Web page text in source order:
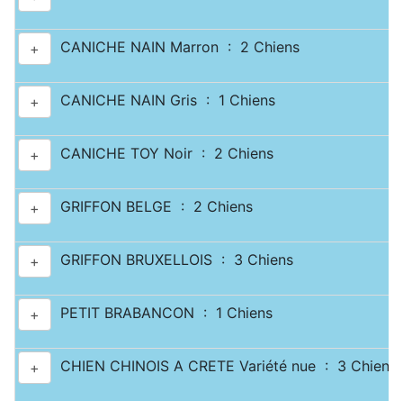
+ CANICHE NAIN Marron : 2 Chiens
+ CANICHE NAIN Gris : 1 Chiens
+ CANICHE TOY Noir : 2 Chiens
+ GRIFFON BELGE : 2 Chiens
+ GRIFFON BRUXELLOIS : 3 Chiens
+ PETIT BRABANCON : 1 Chiens
+ CHIEN CHINOIS A CRETE Variété nue : 3 Chiens